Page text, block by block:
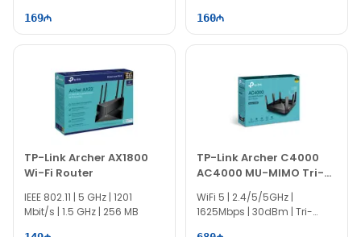
169 160
TP-Link Archer AX1800
Wi-Fi Router
IEEE 802.11 | 5 GHz | 1201
Mbit/s | 1.5 GHz | 256 MB
TP-Link Archer C4000
AC4000 MU-MIMO Tri-
Band WiFi Router
WiFi 5 | 2.4/5/5GHz |
1625Mbps | 30dBm | Tri-